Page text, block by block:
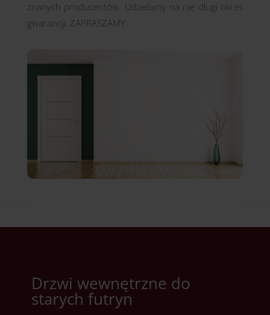
znanych producentów. Udzielamy na nie długi okres
gwarancji. ZAPRASZAMY.
Drzwi wewnętrzne do
starych futryn